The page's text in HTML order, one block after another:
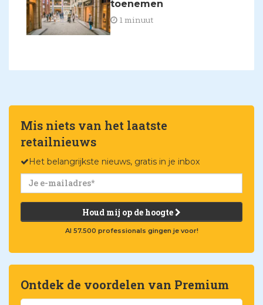
toenemen
1 minuut
Mis niets van het laatste
retailnieuws
Het belangrijkste nieuws, gratis in je inbox
Houd mij op de hoogte
Al 57.500 professionals gingen je voor!
Ontdek de voordelen van Premium